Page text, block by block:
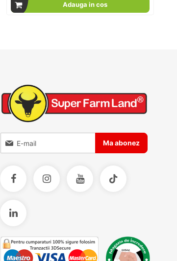
Adauga in cos
Inscrieti-va la Buletinele noastre informative
Ma abonez